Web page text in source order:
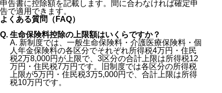
申告書に控除額を記載します。間に合わなければ確定申
告で適用できます。
よくある質問（FAQ）
Q. 生命保険料控除の上限額はいくらですか？
A. 新制度では、一般生命保険料・介護医療保険料・個
人年金保険料の各区分でそれぞれ所得税4万円・住民
税2万8,000円が上限で、3区分の合計上限は所得税12
万円・住民税7万円です。旧制度では各区分の所得税
上限が5万円・住民税3万5,000円で、合計上限は所得
税10万円です。